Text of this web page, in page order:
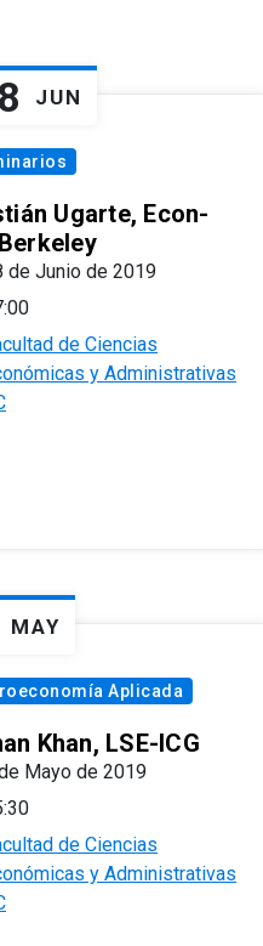
JUN
Ugarte, Econ-
de Junio de 2019
de Ciencias
y Administrativas
MAY
Aplicada
Khan, LSE-ICG
Mayo de 2019
de Ciencias
y Administrativas